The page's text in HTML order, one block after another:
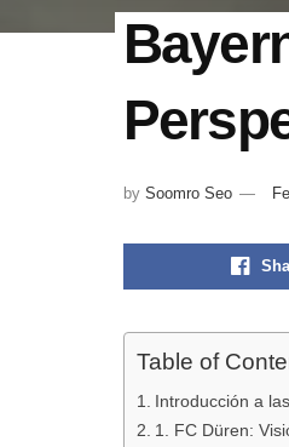
by Soomro Seo
Table of
Introducción a
1. FC Düren: